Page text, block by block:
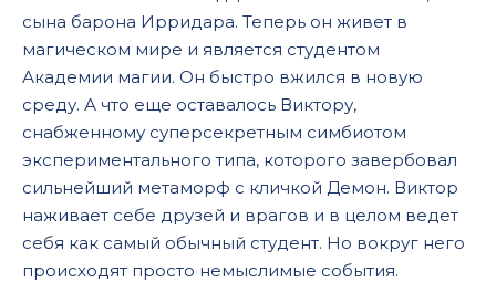
сына барона Ирридара. Теперь он живет в
магическом мире и является студентом
Академии магии. Он быстро вжился в новую
среду. А что еще оставалось Виктору,
снабженному суперсекретным симбиотом
экспериментального типа, которого завербовал
сильнейший метаморф с кличкой Демон. Виктор
наживает себе друзей и врагов и в целом ведет
себя как самый обычный студент. Но вокруг него
происходят просто немыслимые события.